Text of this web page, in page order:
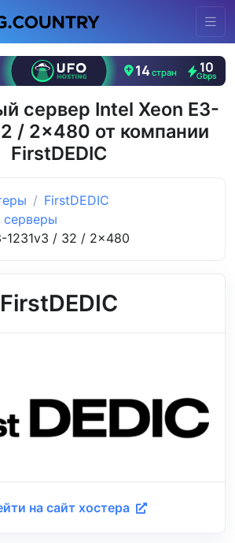
сервер Intel Xeon E3-
/ 2x480 от компании
FirstDEDIC
FirstDEDIC
1231v3 / 32 / 2x480
FirstDEDIC
на сайт хостера